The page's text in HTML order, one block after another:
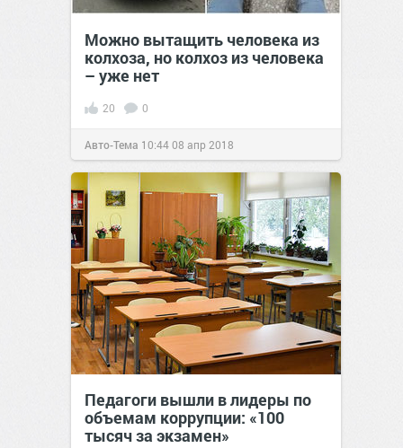
Можно вытащить человека из
колхоза, но колхоз из человека
– уже нет
20 0
Авто-Тема 10:4408 апр 2018
Педагоги вышли в лидеры по
объемам коррупции: «100
тысяч за экзамен»